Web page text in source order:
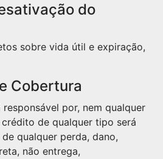
do
sobre vida útil e expiração,
Cobertura
responsável por, nem qualquer
de qualquer tipo será
qualquer perda, dano,
não entrega,